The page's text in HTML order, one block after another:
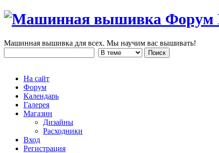
Машинная вышивка для всех. Мы научим вас вышивать!
На сайт
Форум
Календарь
Галерея
Магазин
Дизайны
Расходники
Вход
Регистрация